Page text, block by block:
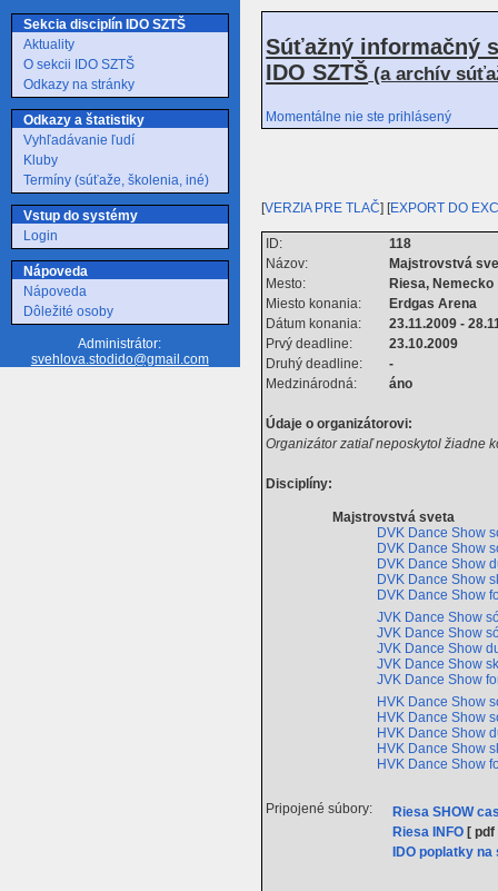
Sekcia disciplín IDO SZTŠ
Aktuality
O sekcii IDO SZTŠ
Odkazy na stránky
Odkazy a štatistiky
Vyhľadávanie ľudí
Kluby
Termíny (súťaže, školenia, iné)
Vstup do systémy
Login
Nápoveda
Nápoveda
Dôležité osoby
Administrátor:
svehlova.stodido@gmail.com
Súťažný informačný
IDO SZTŠ (a archív
Momentálne nie ste prihlásený
[VERZIA PRE TLAČ] [EXPORT DO
ID:
118
Názov:
Majstrovstvá
Mesto:
Riesa, Nemecko
Miesto konania:
Erdgas Arena
Dátum konania:
23.11.2009 -
Prvý deadline:
23.10.2009
Druhý deadline:
-
Medzinárodná:
áno
Údaje o organizátorovi:
Organizátor zatiaľ neposkytol žiadne
Disciplíny:
Majstrovstvá sveta
DVK Dance Show
DVK Dance Show
DVK Dance Show
DVK Dance Show
DVK Dance Show
JVK Dance Show
JVK Dance Show
JVK Dance Show
JVK Dance Show
JVK Dance Show
HVK Dance Show
HVK Dance Show
HVK Dance Show
HVK Dance Show
HVK Dance Show
Pripojené súbory:
Riesa SHOW
Riesa INFO [ pdf
IDO poplatky na